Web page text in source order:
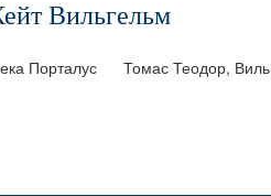
Вильгельм
Порталус Томас Теодор,